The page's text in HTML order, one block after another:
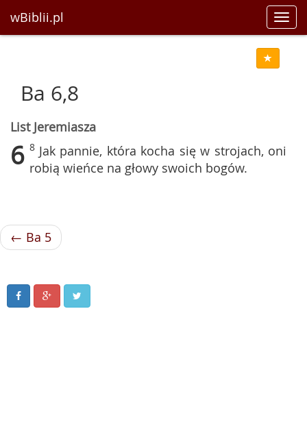
wBiblii.pl
Ba 6,8
List Jeremiasza
6 8 Jak pannie, która kocha się w strojach, oni
robią wieńce na głowy swoich bogów.
← Ba 5